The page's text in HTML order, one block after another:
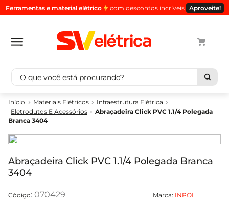
Ferramentas e material elétrico com descontos incríveis Aproveite!
O que você está procurando?
Materiais Elétricos
Infraestrutura Elétrica
Eletrodutos E Acessórios
Abraçadeira Click PVC 1.1/4 Polegada
Branca 3404
Abraçadeira Click PVC 1.1/4 Polegada Branca
3404
: 070429 Marca: INPOL
Termos mais buscados
1º
cabo
2º
luminaria
4º
cabo pp